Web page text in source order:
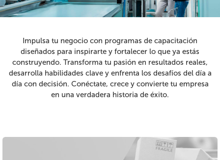
Impulsa tu negocio con programas de capacitación
diseñados para inspirarte y fortalecer lo que ya estás
construyendo. Transforma tu pasión en resultados reales,
desarrolla habilidades clave y enfrenta los desafíos del día a
día con decisión. Conéctate, crece y convierte tu empresa
en una verdadera historia de éxito.